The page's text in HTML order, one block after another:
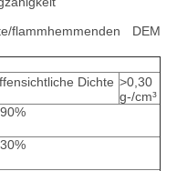
DEM
Dichte >0,30
g-/cm³